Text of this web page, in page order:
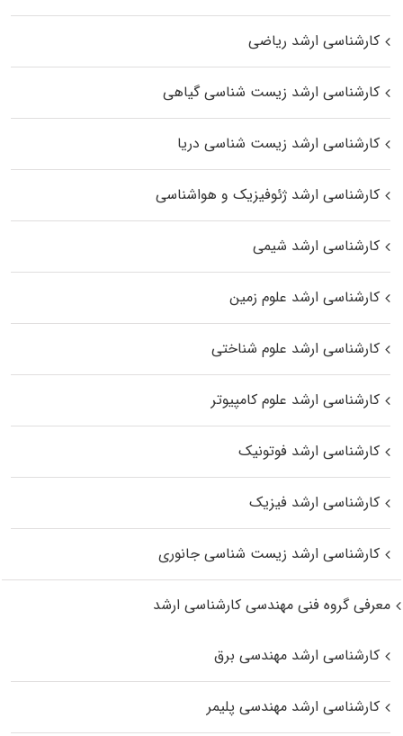
کارشناسی ارشد ریاضی
کارشناسی ارشد زیست‌ شناسی گیاهی
کارشناسی ارشد زیست‌ شناسی دریا
کارشناسی ارشد ژئوفیزیک و هواشناسی
کارشناسی ارشد شیمی
کارشناسی ارشد علوم زمین
کارشناسی ارشد علوم شناختی
کارشناسی ارشد علوم کامپیوتر
کارشناسی ارشد فوتونیک
کارشناسی ارشد فیزیک
کارشناسی ارشد زیست‌ شناسی جانوری
معرفی گروه فنی مهندسی کارشناسی ارشد
کارشناسی ارشد مهندسی برق
کارشناسی ارشد مهندسی پلیمر